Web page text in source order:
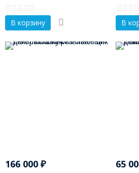
В корзину В
166 000 ₽ 65